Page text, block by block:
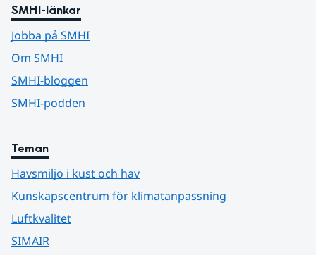
SMHI-länkar
Jobba på SMHI
Om SMHI
SMHI-bloggen
SMHI-podden
Teman
Havsmiljö i kust och hav
Kunskapscentrum för klimatanpassning
Luftkvalitet
SIMAIR